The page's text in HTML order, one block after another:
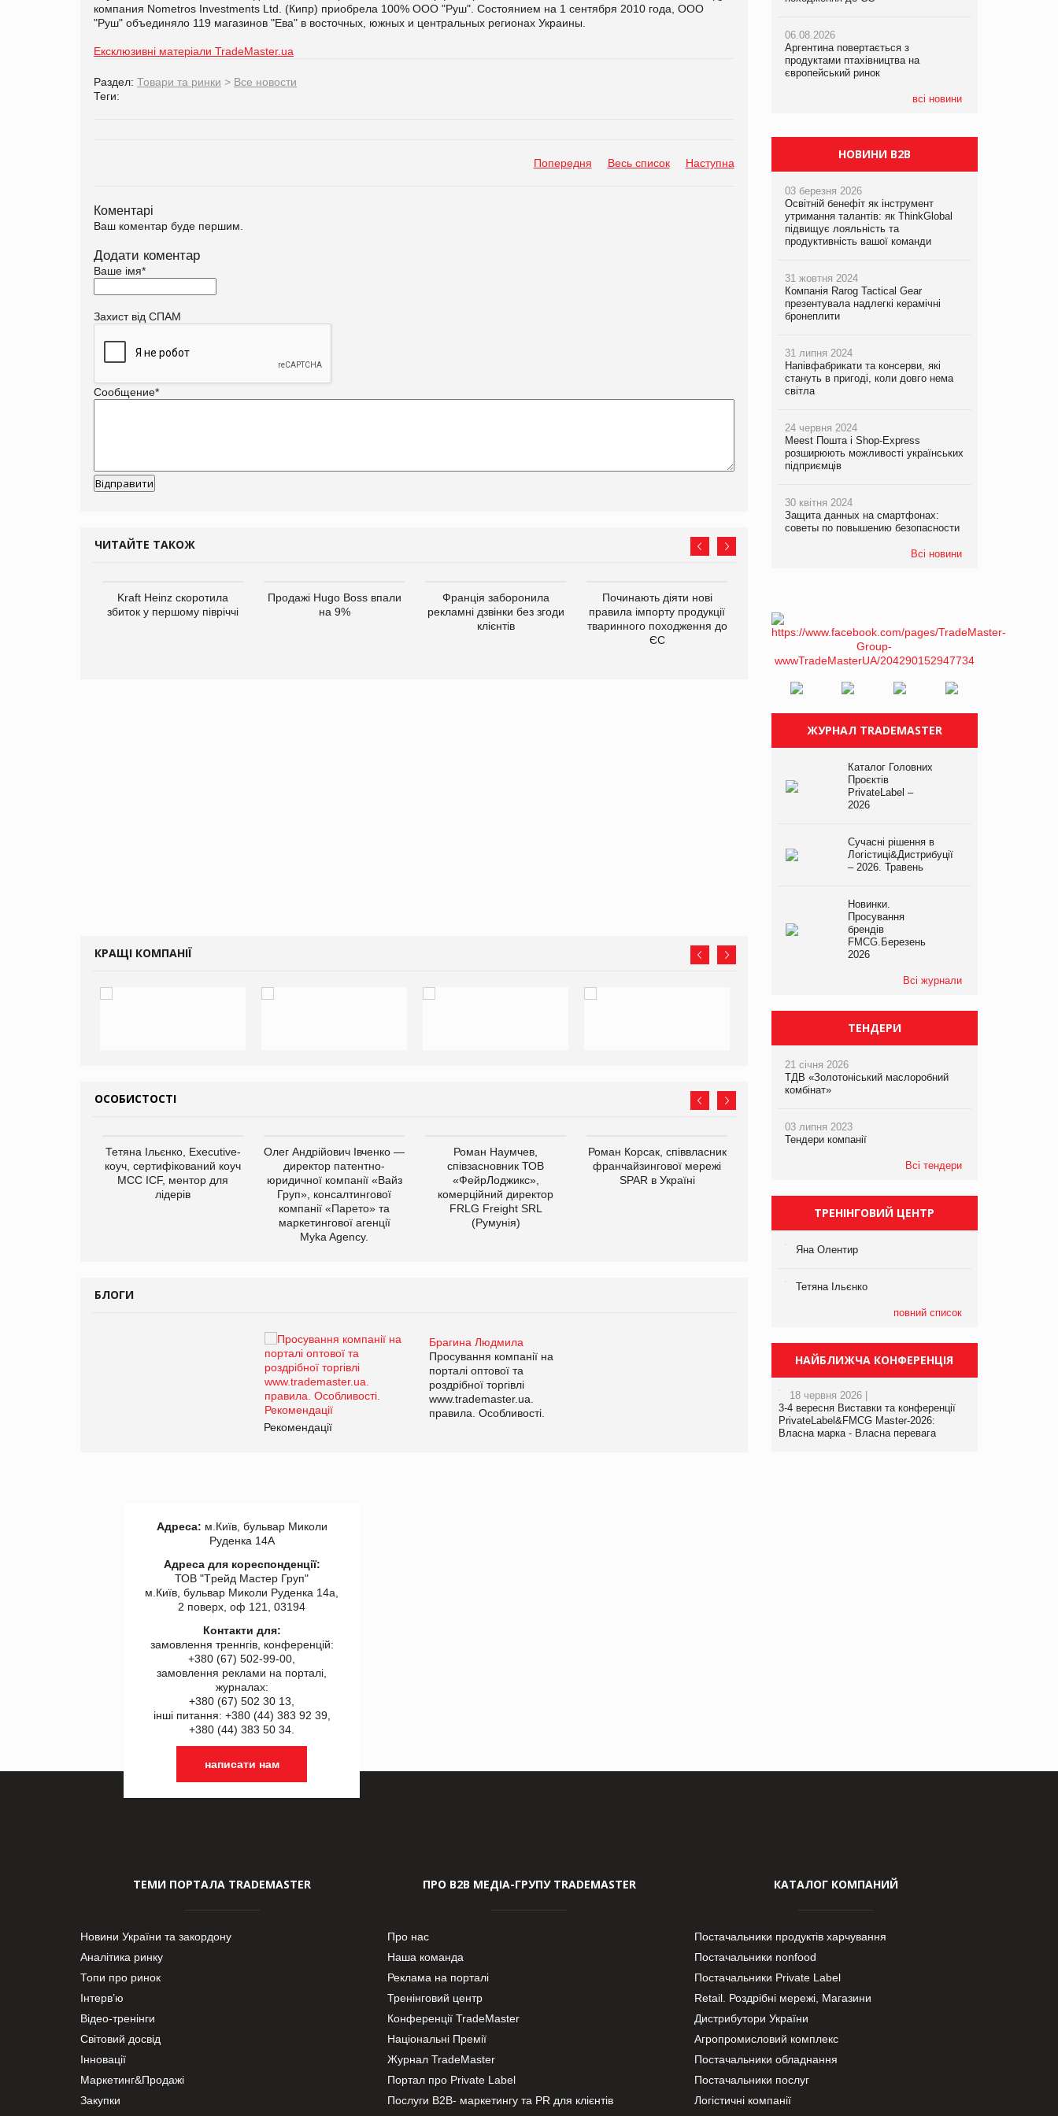
компания Nometros Investments Ltd. (Кипр) приобрела 100% ООО "Руш". Состоянием на 1 сентября 2010 года, ООО
"Руш" объединяло 119 магазинов "Ева" в восточных, южных и центральных регионах Украины.
Ексклюзивні матеріали TradeMaster.ua
Раздел: Товари та ринки > Все новости
Теги:
Попередня Весь список Наступна
Коментарі
Ваш коментар буде першим.
Додати коментар
Ваше імя*
Захист від СПАМ
Сообщение*
ЧИТАЙТЕ ТАКОЖ
Kraft Heinz скоротила
збиток у першому півріччі
Продажі Hugo Boss впали
на 9%
Франція заборонила
рекламні дзвінки без згоди
клієнтів
Починають діяти нові
правила імпорту продукції
тваринного походження до
ЄС
продуктами птахівництва
на європейський ринок
продовольство
КРАЩІ КОМПАНІЇ
ОСОБИСТОСТІ
Тетяна Ільєнко, Executive-
коуч, сертифікований коуч
МСС ICF, ментор для
лідерів
Олег Андрійович Івченко —
директор патентно-
юридичної компанії «Вайз
Груп», консалтингової
компанії «Парето» та
маркетингової агенції
Myka Agency.
Роман Наумчев,
співзасновник ТОВ
«ФейрЛоджикс»,
комерційний директор
FRLG Freight SRL
(Румунія)
Роман Корсак, співвласник
франчайзингової мережі
SPAR в Україні
виробництва
компанії «УкраМарин»
БЛОГИ
Брагина Людмила
Просування компанії на
порталі оптової та
роздрібної торгівлі
www.trademaster.ua.
правила. Особливості.
Рекомендації
Брагина Людмила
Просування компанії на
www.trademaster.ua.
правила. Особливості.
06.08.2026
Аргентина повертається з
продуктами птахівництва на
європейський ринок
всі новини
06.08.2026
Аргентина повертається з
продуктами птахівництва на
європейський ринок
06.08.2026
Аргентина повертається з
продуктами птахівництва на
європейський ринок
НОВИНИ B2B
03 березня 2026
Освітній бенефіт як інструмент
утримання талантів: як ThinkGlobal
підвищує лояльність та
продуктивність вашої команди
31 жовтня 2024
Компанія Rarog Tactical Gear
презентувала надлегкі керамічні
бронеплити
31 липня 2024
Напівфабрикати та консерви, які
стануть в пригоді, коли довго нема
світла
24 червня 2024
Meest Пошта і Shop-Express
розширюють можливості українських
підприємців
30 квітня 2024
Защита данных на смартфонах:
советы по повышению безопасности
Всі новини
ЖУРНАЛ TRADEMASTER
Каталог Головних
Проєктів
PrivateLabel –
2026
Сучасні рішення в
Логістиці&Дистрибуції
– 2026. Травень
Новинки.
Просування
брендів
FMCG.Березень
2026
Всі журнали
ТЕНДЕРИ
21 січня 2026
ТДВ «Золотоніський маслоробний
комбінат»
03 липня 2023
Тендери компанії
Всі тендери
ТРЕНІНГОВИЙ ЦЕНТР
Яна Олентир
Тетяна Ільєнко
повний список
НАЙБЛИЖЧА КОНФЕРЕНЦІЯ
18 червня 2026 |
3-4 вересня Виставки та конференції
PrivateLabel&FMCG Master-2026:
Власна марка - Власна перевага
Адреса: м.Київ, бульвар Миколи
Руденка 14А
Адреса для кореспонденції:
ТОВ "Tрейд Мастер Груп"
м.Київ, бульвар Миколи Руденка 14а,
2 поверх, оф 121, 03194
Контакти для:
замовлення треннгів, конференцій:
+380 (67) 502-99-00,
замовлення реклами на порталі,
журналах:
+380 (67) 502 30 13,
інші питання: +380 (44) 383 92 39,
+380 (44) 383 50 34.
написати нам
ТЕМИ ПОРТАЛА TRADEMASTER
Новини України та закордону
Аналітика ринку
Топи про ринок
Інтерв’ю
Відео-тренінги
Світовий досвід
Інновації
Маркетинг&Продажі
Закупки
ПРО В2В МЕДІА-ГРУПУ TRADEMASTER
Про нас
Наша команда
Реклама на порталі
Тренінговий центр
Конференції TradeMaster
Національні Премії
Журнал TradeMaster
Портал про Private Label
Послуги В2В- маркетингу та PR для клієнтів
КАТАЛОГ КОМПАНИЙ
Постачальники продуктів харчування
Постачальники nonfood
Постачальники Private Label
Retail. Роздрібні мережі, Магазини
Дистрибутори України
Агропромисловий комплекс
Постачальники обладнання
Постачальники послуг
Логістичні компанії